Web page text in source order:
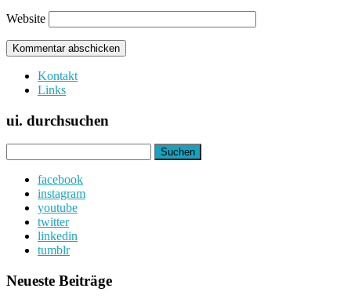
Website
Kontakt
Links
ui. durchsuchen
nach:
facebook
instagram
youtube
twitter
linkedin
tumblr
Neueste Beiträge